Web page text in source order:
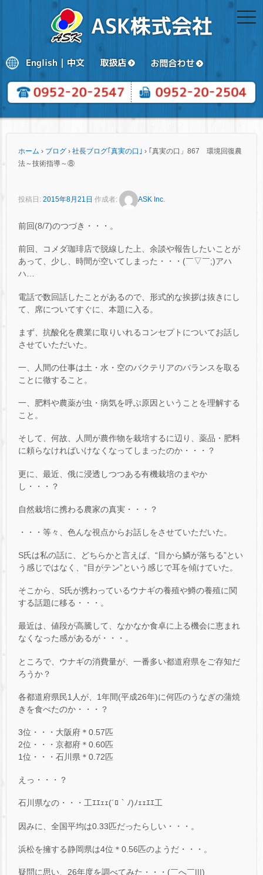
ホーム › ブログ › 社長ブログ｢真実の口｣ › ｢真実の口」867 環境回復農
法～技術指導～⑧
投稿日: 2015年8月21日 作成者: ASK Inc.
前回(8/7)のつづき・・・。
前回、コメダ珈琲店で脱線した上、余談や報告したいことが
あって、少し、時間が空いてしまった・・・(￣▽￣;)アハ
ハ…
電話で数回話したことがあるので、形式的な挨拶は抜きにし
て、席についてすぐに、本題に入る。
まず、抗酸化を農業に取りいれるコンセプトについてお話し
させていただいた。
一、人間の仕事は土・水・空のバクテリアのバランスを取る
ことに徹すること。
一、肥料や農薬が虫・病気を呼ぶ原因ということを理解する
こと。
そして、何故、人間が農作物を栽培するに辺り、薬品・肥料
に頼らなければいけなくなってしまったのか・・・？
更に、最近、俄に浸透しつつある有機栽培のまやか
し・・・？
自然栽培に携わる農家の真実・・・？
・・・等々、色んな視点からお話しをさせていただいた。
S氏は私の話に、どちらかと言えば、“目から鱗が落ちる”とい
う感じではなく、“目がテン”という感じで耳を傾けていた。
そこから、S氏が携わっているウナギの養殖や鱒の養殖に関
する話題に移る・・・。
最近は、値段が高騰して、なかなか食卓に上る機会に恵まれ
なくなった感があるが・・・。
ところで、ウナギの消費量が、一番多い都道府県をご存知だ
ろうか？
各都道府県民1人が、1年間(平成26年)に何匹のうなぎの蒲焼
きを食べたのか・・・？
3位・・・大阪府＊0.57匹
2位・・・京都府＊0.60匹
1位・・・石川県＊0.72匹
えっ・・・？
石川県なの・・・工ｴｴｪｪ(´ﾛ｀ﾉ)ﾉｪｪｴｴ工
因みに、全国平均は0.33匹だったらしい・・・。
浜松を擁する静岡県は4位＊0.56匹のようだ・・・。
疑問に思い、26年度を調べてみた・・・(￣へ￣|||)